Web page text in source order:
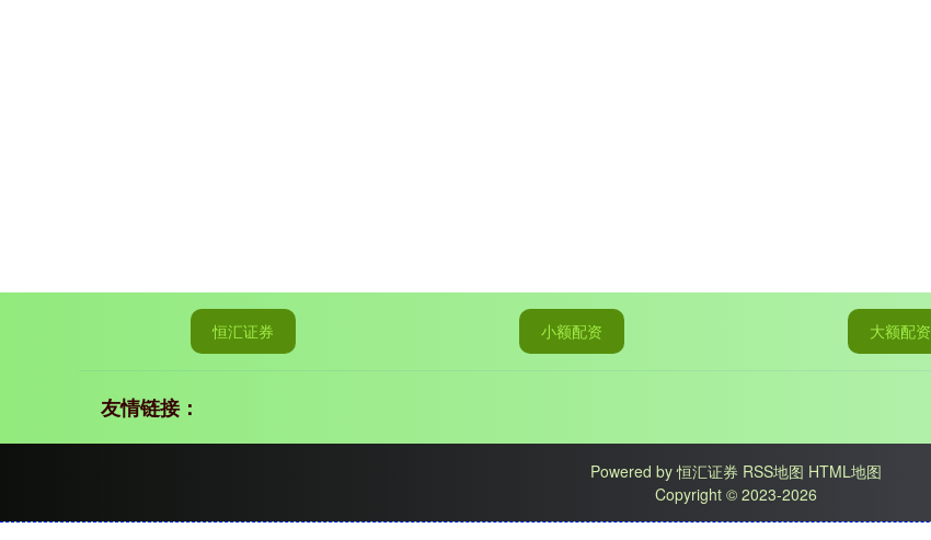
恒汇证券 小额配资 大额配资
友情链接：
Powered by恒汇证券 RSS地图 HTML地图
Copyright © 2023-2026